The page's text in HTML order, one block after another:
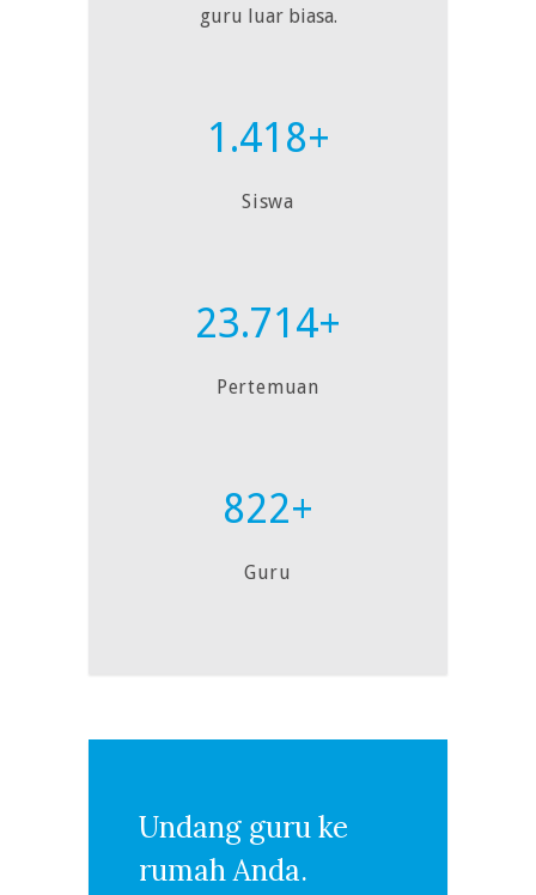
guru luar biasa.
1.418+
Siswa
23.714+
Pertemuan
822+
Guru
Undang guru ke
rumah Anda.